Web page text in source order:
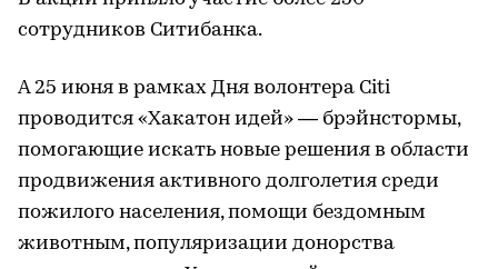
сотрудников Ситибанка.
А 25 июня в рамках Дня волонтера Citi
проводится «Хакатон идей» — брэйнстормы,
помогающие искать новые решения в области
продвижения активного долголетия среди
пожилого населения, помощи бездомным
животным, популяризации донорства